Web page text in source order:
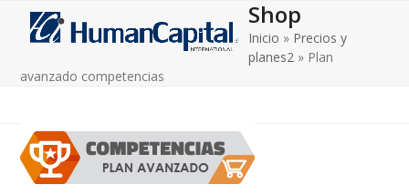
Open
mobile
menu
Close
mobile
menu
Shop
Inicio » Precios y
planes2 » Plan
avanzado competencias